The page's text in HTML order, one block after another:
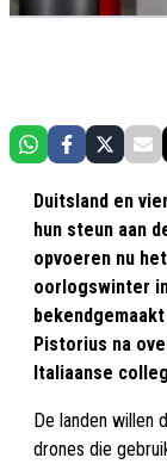
Duitsland en
hun steun aan
opvoeren nu
oorlogswinter
Pistorius na
Italiaanse
De landen willen
drones die